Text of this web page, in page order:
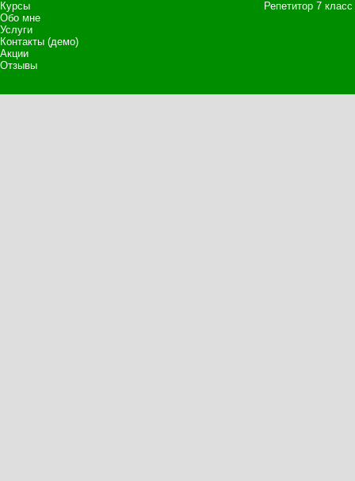
Курсы
Обо мне
Услуги
Контакты (демо)
Акции
Отзывы
Репетитор 7 класс